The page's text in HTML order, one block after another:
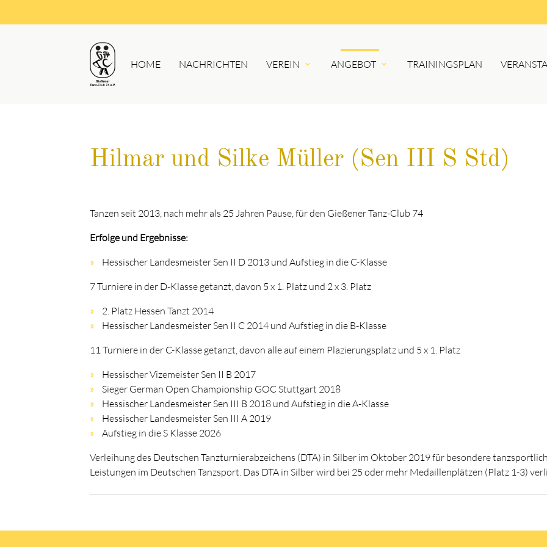
HOME NACHRICHTEN VEREIN ANGEBOT TRAININGSPLAN
Hilmar und Silke Müller (Sen III S Std)
Tanzen seit 2013, nach mehr als 25 Jahren Pause, für den Gießener Tanz-Club 74
Erfolge und Ergebnisse:
Hessischer Landesmeister Sen II D 2013 und Aufstieg in die C-Klasse
7 Turniere in der D-Klasse getanzt, davon 5 x 1. Platz und 2 x 3. Platz
2. Platz Hessen Tanzt 2014
Hessischer Landesmeister Sen II C 2014 und Aufstieg in die B-Klasse
11 Turniere in der C-Klasse getanzt, davon alle auf einem Plazierungsplatz und 5 x 1. Platz
Hessischer Vizemeister Sen II B 2017
Sieger German Open Championship GOC Stuttgart 2018
Hessischer Landesmeister Sen III B 2018 und Aufstieg in die A-Klasse
Hessischer Landesmeister Sen III A 2019
Aufstieg in die S Klasse 2026
Verleihung des Deutschen Tanzturnierabzeichens (DTA) in Silber im Oktober 2019 für besondere
Leistungen im Deutschen Tanzsport. Das DTA in Silber wird bei 25 oder mehr Medaillenplätzen (Platz 1-3)